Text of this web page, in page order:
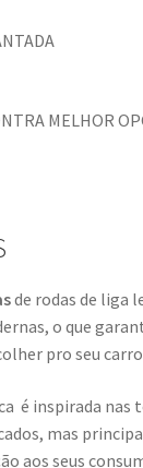
MELHOR
de rodas de liga
o que
pro seu
é inspirada
mas
aos seus